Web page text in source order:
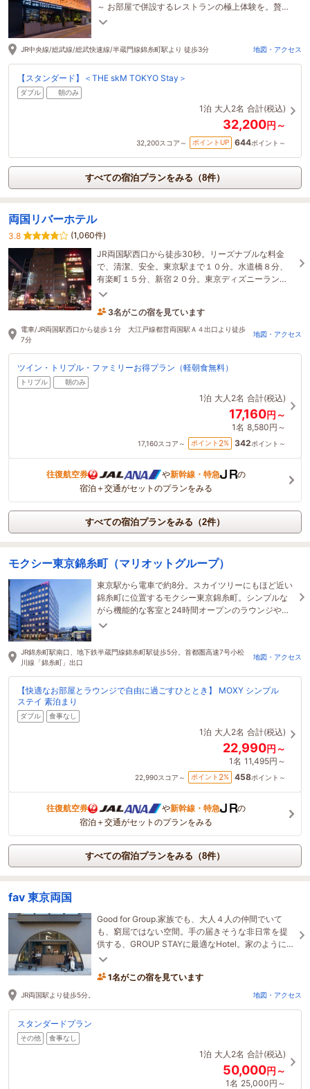
～ お部屋で併設するレストランの極上体験を。贅沢
で優雅な時間を大切な人とお過ごしください。
JR中央線/総武線/総武快速線/半蔵門線錦糸町駅より 徒歩3分 地図・アクセス
【スタンダード】＜THE skM TOKYO Stay＞
ダブル 朝のみ
1泊 大人2名 合計(税込)
32,200円～
32,200スコア～ ポイントUP 644ポイント～
すべての宿泊プランをみる（8件）
両国リバーホテル
3.8
(1,060件)
JR両国駅西口から徒歩30秒。リーズナブルな料金
で、清潔、安全。東京駅まで１０分。水道橋８分、
有楽町１５分、新宿２０分。東京ディズニーラン
ド、幕張メッセへも便利!！軽朝食を無料でご提供し
たった今予約されました
電車/JR両国駅西口から徒歩１分 大江戸線都営両国駅Ａ４出口より徒歩
7分
地図・アクセス
ツイン・トリプル・ファミリーお得プラン（軽朝食無料）
トリプル 朝のみ
1泊 大人2名 合計(税込)
17,160円～
1名 8,580円～
17,160スコア～ ポイント 2% 342ポイント～
往復航空券 や新幹線・特急
の
宿泊＋交通がセットのプランをみる
すべての宿泊プランをみる（2件）
モクシー東京錦糸町（マリオットグループ）
東京駅から電車で約8分。スカイツリーにもほど近い
錦糸町に位置するモクシー東京錦糸町。シンプルな
がら機能的な客室と24時間オープンのラウンジやジ
ムを備え、ビジネスにもレジャーにも最適です。
JR錦糸町駅南口、地下鉄半蔵門線錦糸町駅徒歩5分。首都圏高速7号小松
川線「錦糸町」出口
地図・アクセス
【快適なお部屋とラウンジで自由に過ごすひととき】 MOXY シンプル
ステイ 素泊まり
ダブル 食事なし
1泊 大人2名 合計(税込)
22,990円～
1名 11,495円～
22,990スコア～ ポイント 2% 458ポイント～
往復航空券 や新幹線・特急
の
宿泊＋交通がセットのプランをみる
すべての宿泊プランをみる（8件）
fav 東京両国
Good for Group.家族でも、大人４人の仲間でいて
も、窮屈ではない空間。手の届きそうな非日常を提
供する、GROUP STAYに最適なHotel。家のようにく
つろぎながら、旅の非日常をお楽しみください。
1名がこの宿を見ています
JR両国駅より徒歩5分。 地図・アクセス
スタンダードプラン
その他 食事なし
1泊 大人2名 合計(税込)
50,000円～
1名 25,000円～